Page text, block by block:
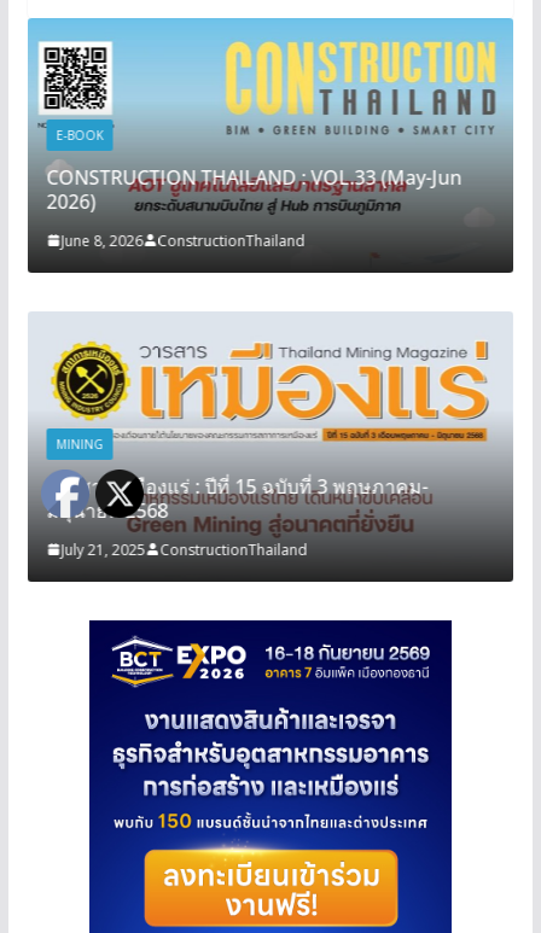
E-BOOK
CONSTRUCTION THAILAND : VOL.33 (May-Jun
2026)
June 8, 2026 ConstructionThailand
MINING
วารสารเหมืองแร่ : ปีที่ 15 ฉบับที่ 3 พฤษภาคม-
มิถุนายน 2568
July 21, 2025 ConstructionThailand